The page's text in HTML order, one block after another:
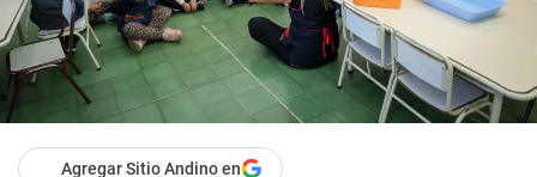
Agregar Sitio Andino en